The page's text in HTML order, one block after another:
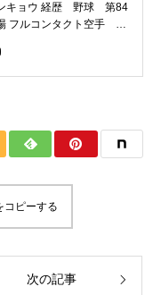
キョウ 経歴 野球 第84
フルコンタクト空手 日
FOKウェルター級王者
者 トレーニング依頼は
コピーする
次の記事